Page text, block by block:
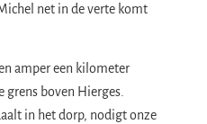
net in de verte komt
amper een kilometer
grens boven Hierges.
in het dorp, nodigt onze